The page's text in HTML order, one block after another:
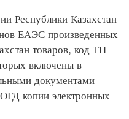
Республики Казахстан
ЕАЭС произведенных
товаров, код ТН
включены в
документами
копии электронных